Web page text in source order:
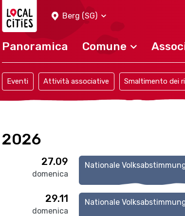
Berg (SG)
Panoramica Comune
Eventi Attività associative Smaltimento dei
2026
27.09
domenica
Nationale
29.11
domenica
Nationale